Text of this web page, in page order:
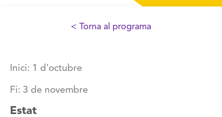
< Torna al programa
Inici: 1 d'octubre
Fi: 3 de novembre
Estat